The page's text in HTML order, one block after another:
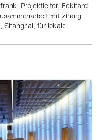
Projektleiter, Eckhard
mit Zhang
Shanghai, für lokale